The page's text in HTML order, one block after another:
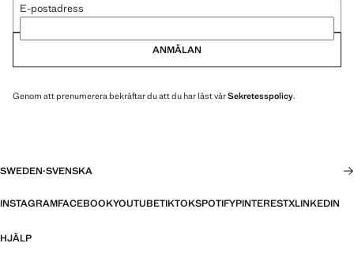
E-postadress
ANMÄLAN
Genom att prenumerera bekräftar du att du har läst vårSekretesspolicy.
SWEDEN·SVENSKA
INSTAGRAMFACEBOOKYOUTUBETIKTOKSPOTIFYPINTERESTXLINKEDIN
HJÄLP